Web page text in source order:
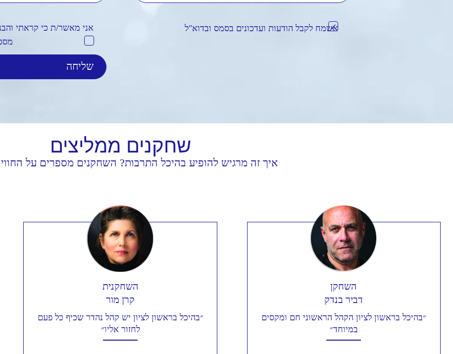
אשמח לקבל הודעות ועדכונים בסמס ובדוא"ל אני מאשר/ת כי קראתי
שחקנים ממליצים
איך זה מרגיש להופיע בהיכל התרבות? השחקנים מספרים על
השחקן
דביר בנדק
״בהיכל בראשון לציון הקהל הראשוני חם ומקסים
במיוחד״
השחקנית
קרן מור
״בהיכל בראשון לציון יש קהל נהדר שכיף כל פעם
לחזור אליו״